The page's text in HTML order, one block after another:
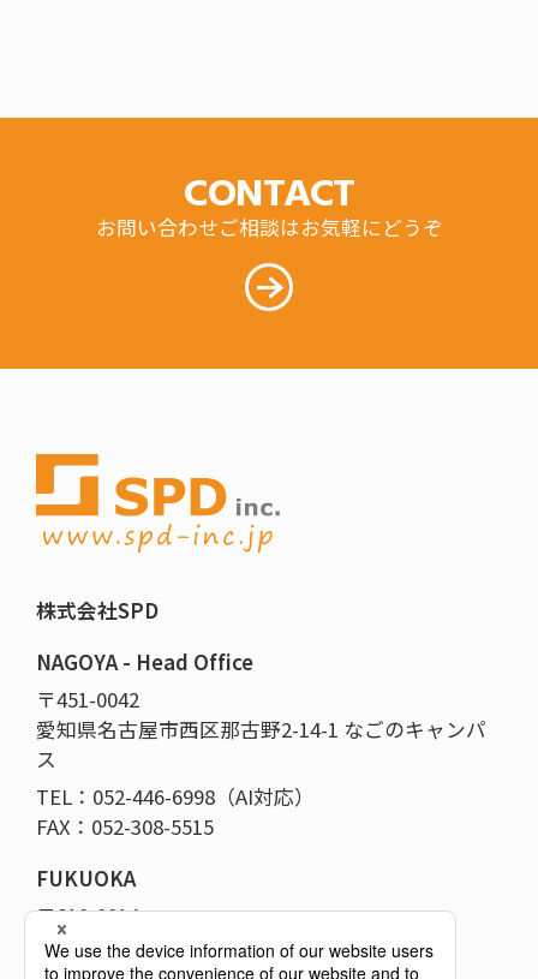
CONTACT
お問い合わせご相談はお気軽にどうぞ
株式会社SPD
NAGOYA - Head Office
〒451-0042
愛知県名古屋市西区那古野2-14-1 なごのキャンパ
ス
TEL：052-446-6998（AI対応）
FAX：052-308-5515
FUKUOKA
〒810-0014
福岡県福岡市中央区平尾5-14-12-101